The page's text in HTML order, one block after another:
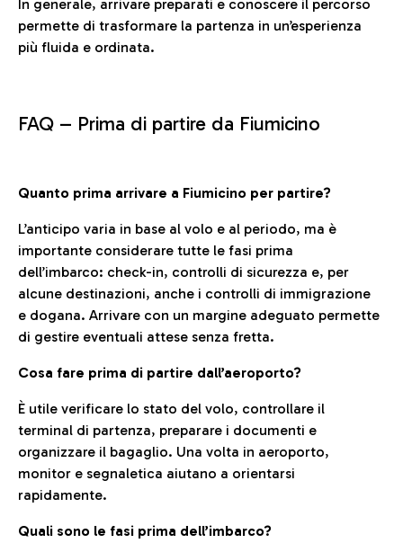
In generale, arrivare preparati e conoscere il percorso
permette di trasformare la partenza in un’esperienza
più fluida e ordinata.
FAQ – Prima di partire da Fiumicino
Quanto prima arrivare a Fiumicino per partire?
L’anticipo varia in base al volo e al periodo, ma è
importante considerare tutte le fasi prima
dell’imbarco: check-in, controlli di sicurezza e, per
alcune destinazioni, anche i controlli di immigrazione
e dogana. Arrivare con un margine adeguato permette
di gestire eventuali attese senza fretta.
Cosa fare prima di partire dall’aeroporto?
È utile verificare lo stato del volo, controllare il
terminal di partenza, preparare i documenti e
organizzare il bagaglio. Una volta in aeroporto,
monitor e segnaletica aiutano a orientarsi
rapidamente.
Quali sono le fasi prima dell’imbarco?